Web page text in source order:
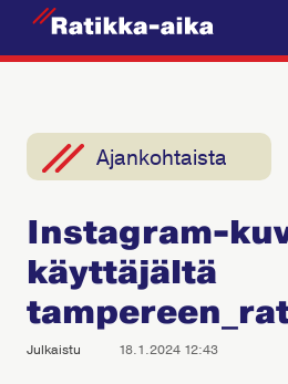
a
k
k
-
i
k
Ajankohtaista
Instagram-
käyttäjältä
Julkaistu 18.1.2024 12:43